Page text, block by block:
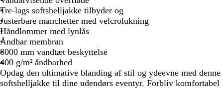
Tre-lags softshelljakke tilbyder og
Justerbare manchetter med velcrolukning
Håndlommer med lynlås
Åndbar membran
8000 mm vandtæt beskyttelse
400 g/m² åndbarhed
Opdag den ultimative blanding af stil og ydeevne med denne
softshelljakke til dine udendørs eventyr. Forbliv komfortabel